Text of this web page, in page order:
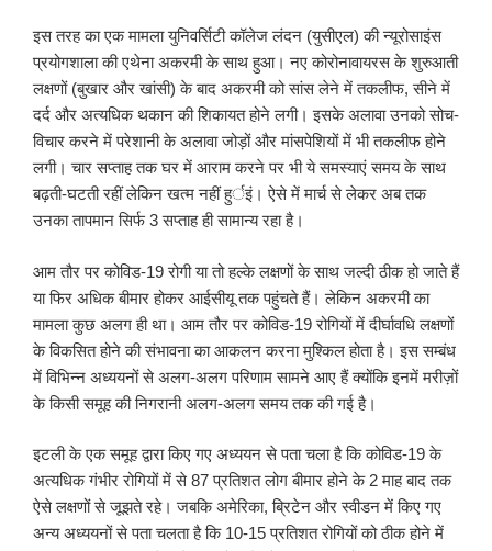
इस तरह का एक मामला युनिवर्सिटी कॉलेज लंदन (युसीएल) की न्यूरोसाइंस
प्रयोगशाला की एथेना अकरमी के साथ हुआ। नए कोरोनावायरस के शुरुआती
लक्षणों (बुखार और खांसी) के बाद अकरमी को सांस लेने में तकलीफ, सीने में
दर्द और अत्यधिक थकान की शिकायत होने लगी। इसके अलावा उनको सोच-
विचार करने में परेशानी के अलावा जोड़ों और मांसपेशियों में भी तकलीफ होने
लगी। चार सप्ताह तक घर में आराम करने पर भी ये समस्याएं समय के साथ
बढ़ती-घटती रहीं लेकिन खत्म नहीं हुर्इं। ऐसे में मार्च से लेकर अब तक
उनका तापमान सिर्फ 3 सप्ताह ही सामान्य रहा है।
आम तौर पर कोविड-19 रोगी या तो हल्के लक्षणों के साथ जल्दी ठीक हो जाते हैं
या फिर अधिक बीमार होकर आईसीयू तक पहुंचते हैं। लेकिन अकरमी का
मामला कुछ अलग ही था। आम तौर पर कोविड-19 रोगियों में दीर्घावधि लक्षणों
के विकसित होने की संभावना का आकलन करना मुश्किल होता है। इस सम्बंध
में विभिन्न अध्ययनों से अलग-अलग परिणाम सामने आए हैं क्योंकि इनमें मरीज़ों
के किसी समूह की निगरानी अलग-अलग समय तक की गई है।
इटली के एक समूह द्वारा किए गए अध्ययन से पता चला है कि कोविड-19 के
अत्यधिक गंभीर रोगियों में से 87 प्रतिशत लोग बीमार होने के 2 माह बाद तक
ऐसे लक्षणों से जूझते रहे। जबकि अमेरिका, ब्रिटेन और स्वीडन में किए गए
अन्य अध्ययनों से पता चलता है कि 10-15 प्रतिशत रोगियों को ठीक होने में